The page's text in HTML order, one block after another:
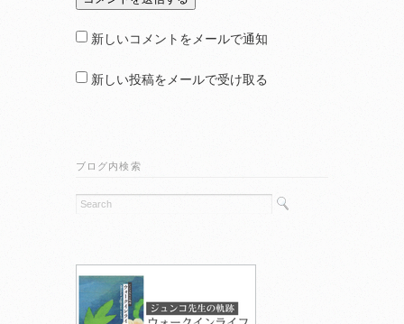
新しいコメントをメールで通知
新しい投稿をメールで受け取る
ブログ内検索